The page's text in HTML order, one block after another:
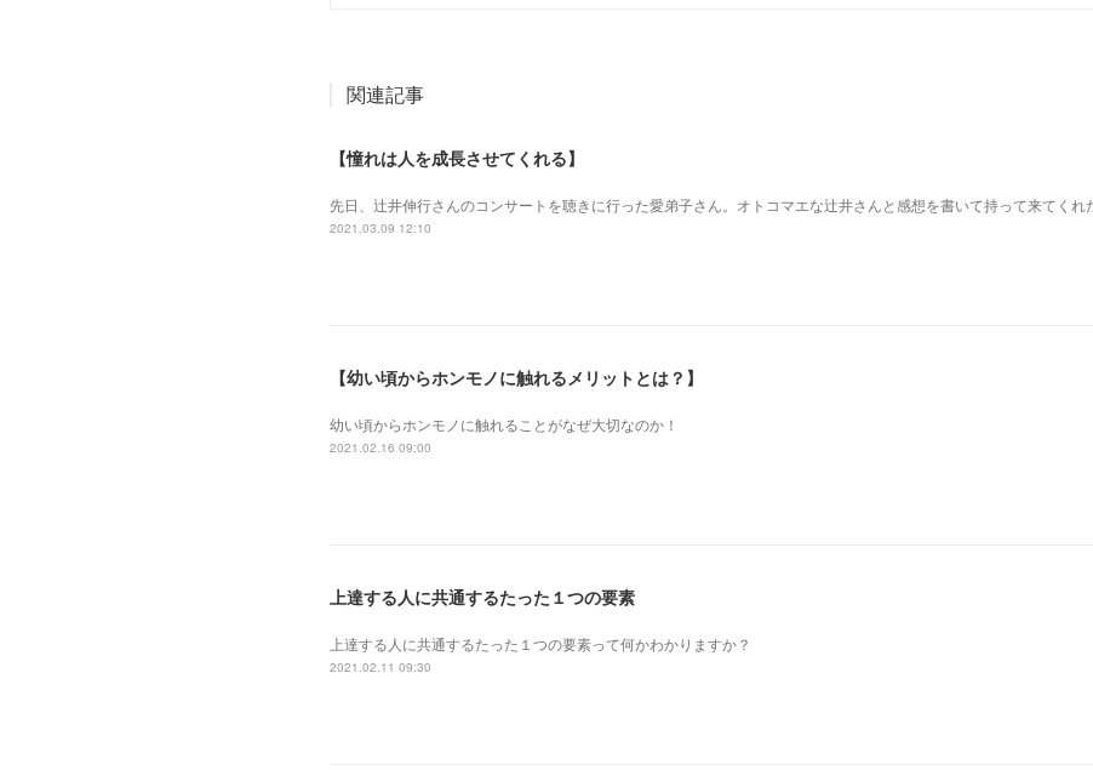
関連記事
【憧れは人を成長させてくれる】
先日、辻井伸行さんのコンサートを 聴きに行った愛弟子さん。 オトコマエな辻井さんと 感想を書いて持って来てくれ
2021.03.09 12:10
【幼い頃からホンモノに触れるメリットとは？】
幼い頃からホンモノに 触れることがなぜ大切なのか！
2021.02.16 09:00
上達する人に共通するたった１つの要素
上達する人に共通するたった１つの要素って何かわかりますか？
2021.02.11 09:30